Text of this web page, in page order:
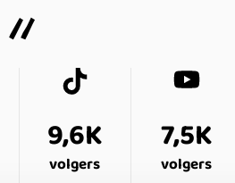
9,6K
volgers
7,5K
volgers